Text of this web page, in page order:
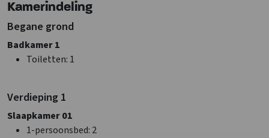
Faciliteiten (Buiten)
Terras
Schommel
Tafeltennistafel
Fietsenberging
Elektrische laadpaal
Speelveld
Kamerindeling
Begane grond
Badkamer 1
Toiletten: 1
Verdieping 1
Slaapkamer 01
1-persoonsbed: 2